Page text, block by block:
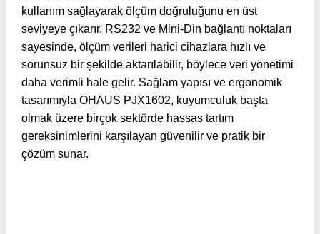
kullanım sağlayarak ölçüm doğruluğunu en üst
seviyeye çıkarır. RS232 ve Mini-Din bağlantı noktaları
sayesinde, ölçüm verileri harici cihazlara hızlı ve
sorunsuz bir şekilde aktarılabilir, böylece veri yönetimi
daha verimli hale gelir. Sağlam yapısı ve ergonomik
tasarımıyla OHAUS PJX1602, kuyumculuk başta
olmak üzere birçok sektörde hassas tartım
gereksinimlerini karşılayan güvenilir ve pratik bir
çözüm sunar.